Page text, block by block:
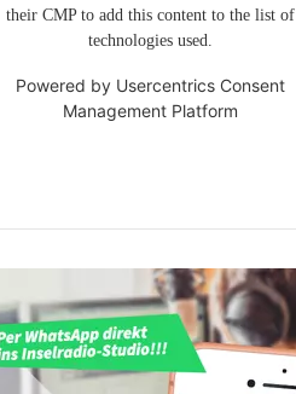
their CMP to add this content to the list of
technologies used.
Powered by Usercentrics Consent
Management Platform